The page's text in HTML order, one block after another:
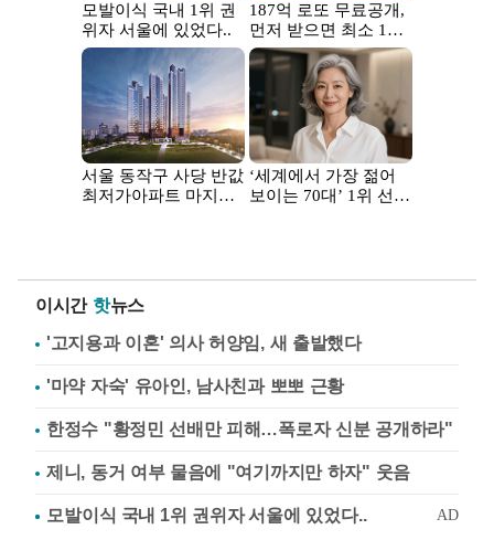
이시간 핫뉴스
'고지용과 이혼' 의사 허양임, 새 출발했다
'마약 자숙' 유아인, 남사친과 뽀뽀 근황
한정수 "황정민 선배만 피해…폭로자 신분 공개하라"
제니, 동거 여부 물음에 "여기까지만 하자" 웃음